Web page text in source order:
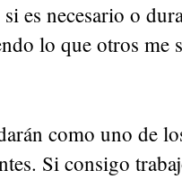
es necesario o
lo que otros me
como uno de
Si consigo